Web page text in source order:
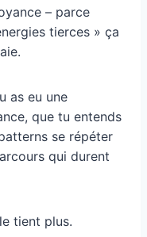
– parce
tierces » ça
as eu une
que tu entends
se répéter
qui durent
tient plus.